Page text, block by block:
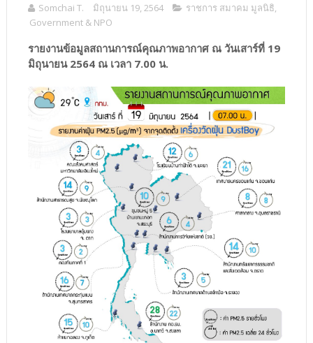
Somchai T. มิถุนายน 19, 2564 ราชการ สมาคม มูลนิธิ,
Government & NPO
รายงานข้อมูลสถานการณ์คุณภาพอากาศ ณ วันเสาร์ที่ 19
มิถุนายน 2564 ณ เวลา 7.00 น.